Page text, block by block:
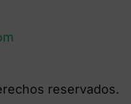
reservados.